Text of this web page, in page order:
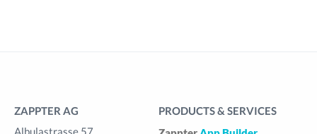
ZAPPTER AG
Albulastrasse 57
PRODUCTS & SERVICES